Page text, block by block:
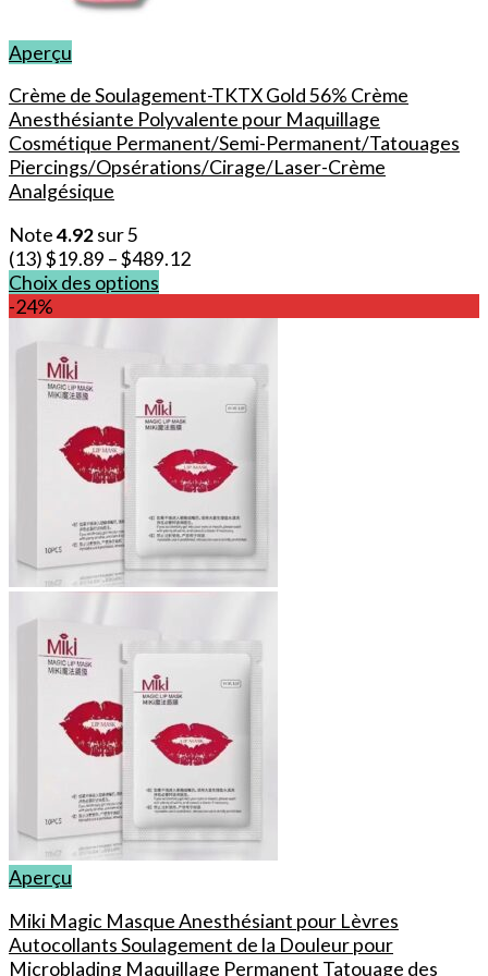
Aperçu
Crème de Soulagement-TKTX Gold 56% Crème
Anesthésiante Polyvalente pour Maquillage
Cosmétique Permanent/Semi-Permanent/Tatouages
Piercings/Opsérations/Cirage/Laser-Crème
Analgésique
Note4.92sur 5
(13)$19.89 –$489.12
Choix des options
Ce
a
plusieurs
variations.
options
peuvent
choisies
la
page
du
produit
-24%
Aperçu
Miki Magic Masque Anesthésiant pour Lèvres
Autocollants Soulagement de la Douleur pour
Microblading Maquillage Permanent Tatouage des